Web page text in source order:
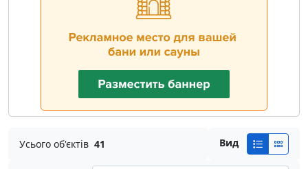
Усього об'єктів 41 Вид